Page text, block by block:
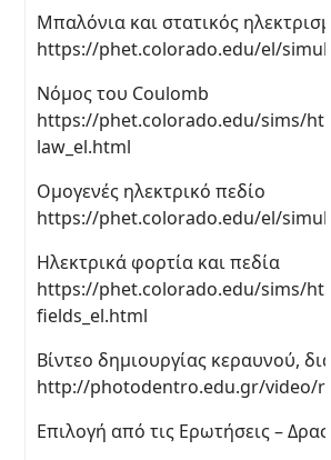
Μπαλόνια και στατικός
https://phet.colorado.edu/el/
Νόμος του Coulomb
https://phet.colorado.edu/sims/
law_el.html
Ομογενές ηλεκτρικό πεδίο
https://phet.colorado.edu/el/
Ηλεκτρικά φορτία και πεδία
https://phet.colorado.edu/sims/
fields_el.html
Βίντεο δημιουργίας κεραυνού,
http://photodentro.edu.gr/video/
Επιλογή από τις Ερωτήσεις –